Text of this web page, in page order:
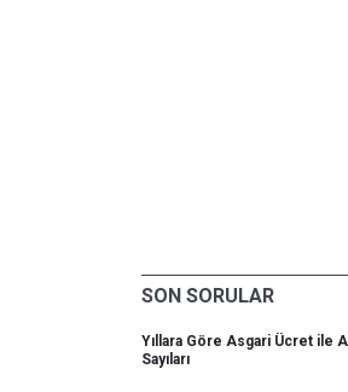
SON SORULAR
Yıllara Göre Asgari Ücret ile
Sayıları